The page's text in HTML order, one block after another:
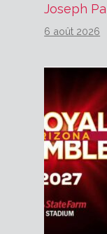
Joseph
6 août 2026